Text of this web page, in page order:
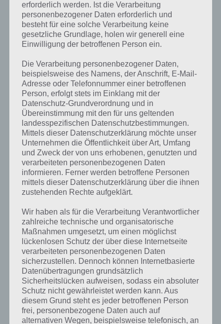
Kurze Begriffserklärung zur Lösung
Baum
Baum ist die Lösung für das tägliche Rätsel am 17.4.2019 in 4 Bilder 1
Wort, doch welche Bedeutung hat dieses eigentlich und was gibt es
dazu zu wissen? Passt das Wort auch zu Ostern? Zu bestimmten
Lösungen präsentieren wir daher auch immer eine kurze
Begriffserklärung!
Zu Baum haben wir zunächst keine weiteren Informationen parat!
Auf WhatsApp teilen Teilen auf Facebook
erforderlich werden. Ist die Verarbeitung
personenbezogener Daten erforderlich und
besteht für eine solche Verarbeitung keine
gesetzliche Grundlage, holen wir generell eine
Einwilligung der betroffenen Person ein.
Die Verarbeitung personenbezogener Daten,
beispielsweise des Namens, der Anschrift, E-Mail-
Adresse oder Telefonnummer einer betroffenen
Person, erfolgt stets im Einklang mit der
Datenschutz-Grundverordnung und in
Übereinstimmung mit den für uns geltenden
landesspezifischen Datenschutzbestimmungen.
Mittels dieser Datenschutzerklärung möchte unser
Unternehmen die Öffentlichkeit über Art, Umfang
und Zweck der von uns erhobenen, genutzten und
verarbeiteten personenbezogenen Daten
informieren. Ferner werden betroffene Personen
mittels dieser Datenschutzerklärung über die ihnen
zustehenden Rechte aufgeklärt.
Wir haben als für die Verarbeitung Verantwortlicher
zahlreiche technische und organisatorische
Maßnahmen umgesetzt, um einen möglichst
lückenlosen Schutz der über diese Internetseite
verarbeiteten personenbezogenen Daten
sicherzustellen. Dennoch können Internetbasierte
Datenübertragungen grundsätzlich
Sicherheitslücken aufweisen, sodass ein absoluter
Schutz nicht gewährleistet werden kann. Aus
diesem Grund steht es jeder betroffenen Person
frei, personenbezogene Daten auch auf
alternativen Wegen, beispielsweise telefonisch, an